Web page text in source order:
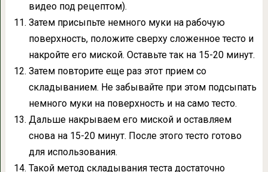
видео под рецептом).
Затем присыпьте немного муки на рабочую
поверхность, положите сверху сложенное тесто и
накройте его миской. Оставьте так на 15-20 минут.
Затем повторите еще раз этот прием со
складыванием. Не забывайте при этом подсыпать
немного муки на поверхность и на само тесто.
Дальше накрываем его миской и оставляем
снова на 15-20 минут. После этого тесто готово
для использования.
Такой метод складывания теста достаточно